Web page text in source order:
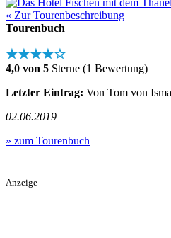
« Zur Tourenbeschreibung
Tourenbuch
★★★★☆
4,0 von 5 Sterne (1 Bewertung)
Letzter Eintrag: Von Tom von
02.06.2019
» zum Tourenbuch
Anzeige